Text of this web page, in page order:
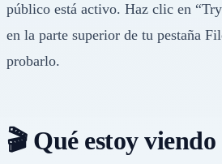
público está activo. Haz clic en
en la parte superior de tu pestaña
probarlo.
🎬 Qué estoy viendo